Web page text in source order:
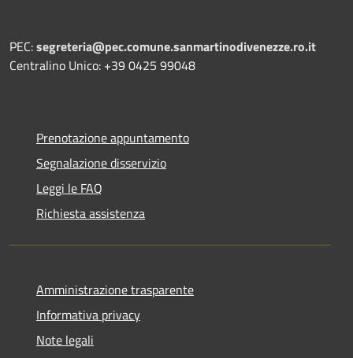
PEC:segreteria@pec.comune.sanmartinodivenezze.ro.it
Centralino Unico: +39 0425 99048
Prenotazione appuntamento
Segnalazione disservizio
Leggi le FAQ
Richiesta assistenza
Amministrazione trasparente
Informativa privacy
Note legali